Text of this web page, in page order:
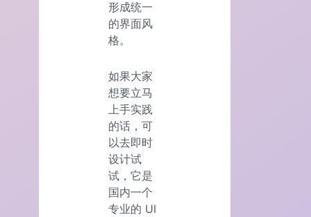
形成统一
的界面风
格。
如果大家
想要立马
上手实践
的话，可
以去即时
设计试
试，它是
国内一个
专业的 UI